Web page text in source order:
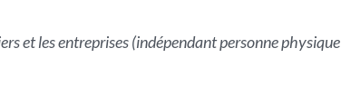
et les entreprises (indépendant personne physique